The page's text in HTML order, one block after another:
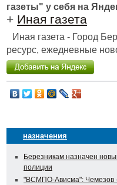
газеты" у себя на
+ Иная газета
Иная газета - Город
ресурс, ежедневные
назначения
Березникам назначен
полиции
"ВСМПО-Ависма": Чемезов